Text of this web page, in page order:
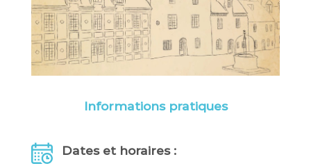
Informations pratiques
Dates et horaires :